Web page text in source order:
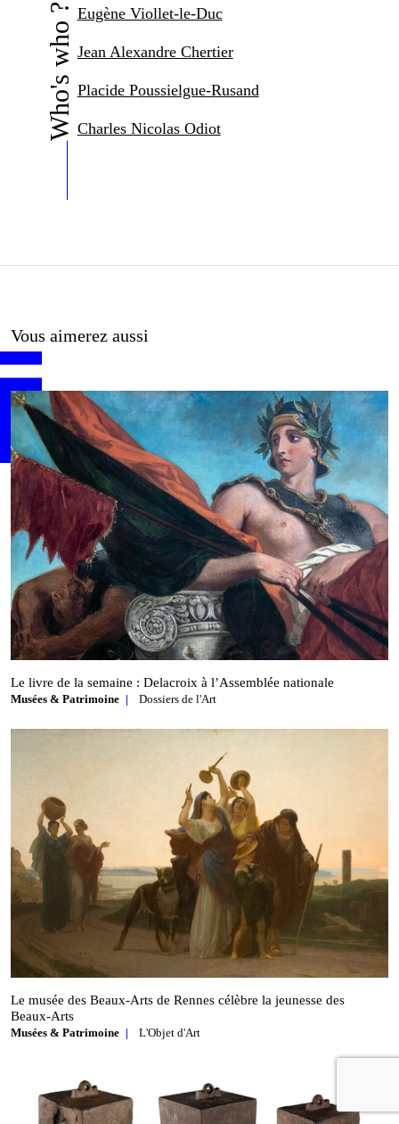
Who's who ? Eugène Viollet-le-Duc
Jean Alexandre Chertier
Placide Poussielgue-Rusand
Charles Nicolas Odiot
Vous aimerez aussi
Le livre de la semaine : Delacroix à l’Assemblée nationale
Musées & Patrimoine Dossiers de l'Art
Le musée des Beaux‑Arts de Rennes célèbre la jeunesse des
Beaux‑Arts
Musées & Patrimoine L'Objet d'Art